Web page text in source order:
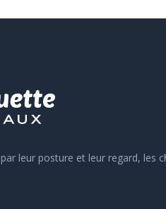
par leur posture et leur regard,